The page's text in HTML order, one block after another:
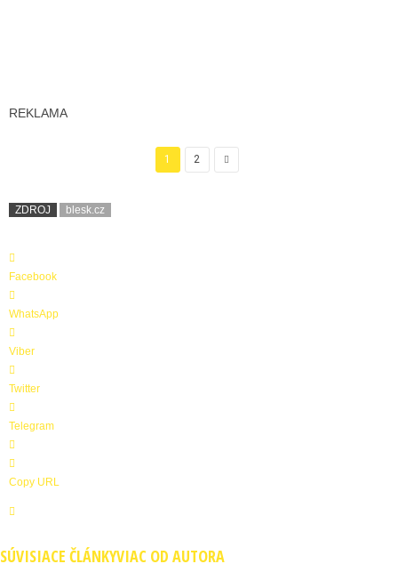
REKLAMA
1 2
ZDROJ blesk.cz
Facebook
WhatsApp
Viber
Twitter
Telegram
Copy URL
SÚVISIACE ČLÁNKYVIAC OD AUTORA